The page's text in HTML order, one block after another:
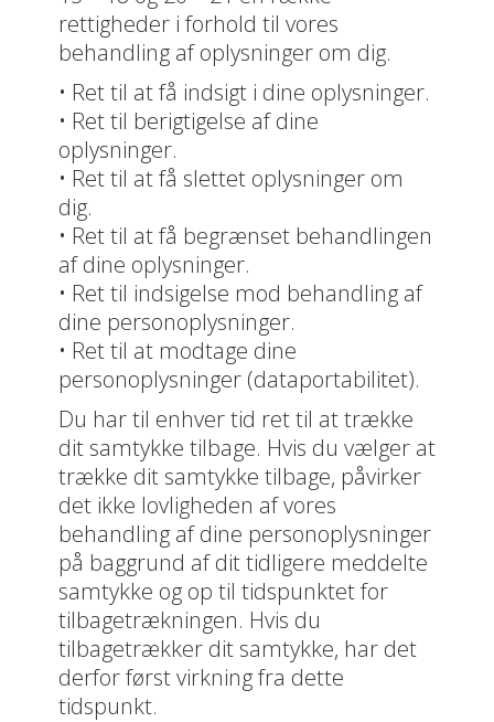
rettigheder i forhold til vores
behandling af oplysninger om dig.
• Ret til at få indsigt i dine oplysninger.
• Ret til berigtigelse af dine
oplysninger.
• Ret til at få slettet oplysninger om
dig.
• Ret til at få begrænset behandlingen
af dine oplysninger.
• Ret til indsigelse mod behandling af
dine personoplysninger.
• Ret til at modtage dine
personoplysninger (dataportabilitet).
Du har til enhver tid ret til at trække
dit samtykke tilbage. Hvis du vælger at
trække dit samtykke tilbage, påvirker
det ikke lovligheden af vores
behandling af dine personoplysninger
på baggrund af dit tidligere meddelte
samtykke og op til tidspunktet for
tilbagetrækningen. Hvis du
tilbagetrækker dit samtykke, har det
derfor først virkning fra dette
tidspunkt.